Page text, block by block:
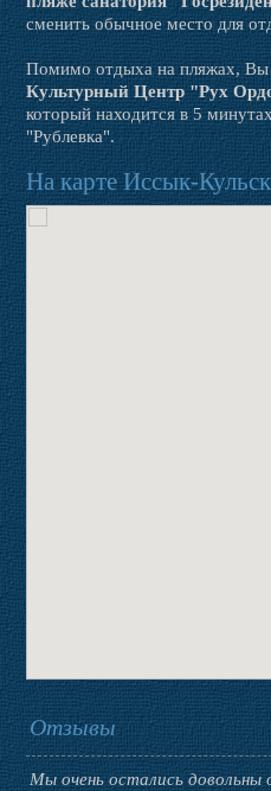
сменить обычное место для
Помимо отдыха на пляжах, Вы
Культурный Центр "Рух
который находится в 5
"Рублевка".
На карте Иссык-
Отзывы
Мы очень остались